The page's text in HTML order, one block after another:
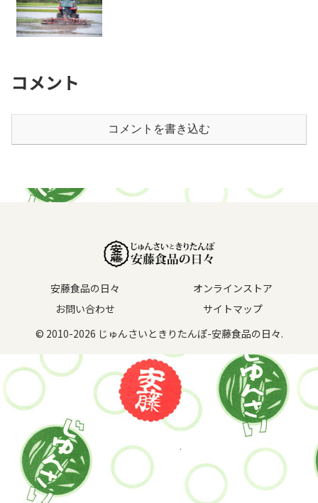
コメント
コメントを書き込む
安藤食品の日々
オンラインストア
お問い合わせ
サイトマップ
© 2010-2026 じゅんさいときりたんぽ-安藤食品の日々.